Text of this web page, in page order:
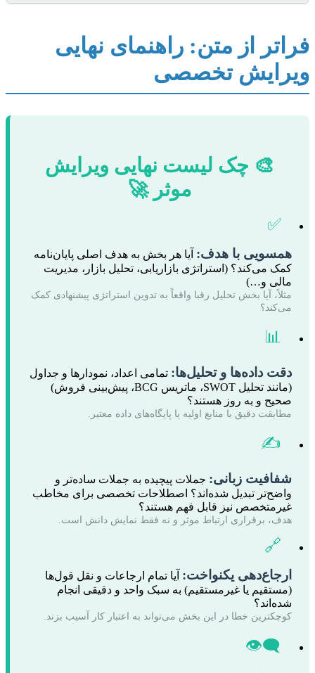
فراتر از متن: راهنمای نهایی
ویرایش تخصصی
🎨 چک لیست نهایی ویرایش
موثر 🚀
✅
همسویی با هدف: آیا هر بخش به هدف اصلی پایان‌نامه
کمک می‌کند؟ (استراتژی بازاریابی، تحلیل بازار، مدیریت
مالی و…)
مثلاً، آیا بخش تحلیل رقبا واقعاً به تدوین استراتژی پیشنهادی کمک
می‌کند؟
📊
دقت داده‌ها و تحلیل‌ها: تمامی اعداد، نمودارها و جداول
(مانند تحلیل SWOT، ماتریس BCG، پیش‌بینی فروش)
صحیح و به روز هستند؟
مطابقت دقیق با منابع اولیه یا پایگاه‌های داده معتبر.
✍️
شفافیت زبانی: جملات پیچیده به جملات ساده‌تر و
واضح‌تر تبدیل شده‌اند؟ اصطلاحات تخصصی برای مخاطب
غیرمتخصص نیز قابل فهم هستند؟
هدف، برقراری ارتباط موثر و نه فقط نمایش دانش است.
🔗
ارجاع‌دهی یکنواخت: آیا تمام ارجاعات و نقل قول‌ها
(مستقیم یا غیرمستقیم) به سبک واحد و دقیقی انجام
شده‌اند؟
کوچکترین خطا در این بخش می‌تواند به اعتبار کار آسیب بزند.
👁️‍🗨️